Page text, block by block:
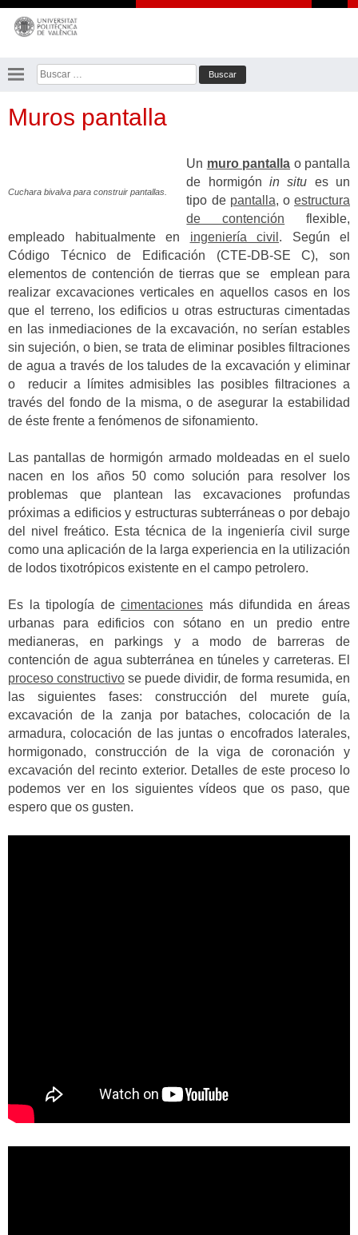
Saltar
contenido
Buscar:
Muros pantalla
Cuchara bivalva para construir pantallas.
Un muro pantalla o pantalla
de hormigónin situ es un
tipo de pantalla, oestructura
de contención flexible,
empleado habitualmente en ingeniería civil . Según el
Código Técnico de Edificación (CTE-DB-SE C), son
elementos de contención de tierras que se emplean para
realizar excavaciones verticales en aquellos casos en los
que el terreno, los edificios u otras estructuras cimentadas
en las inmediaciones de la excavación, no serían estables
sin sujeción, o bien, se trata de eliminar posibles filtraciones
de agua a través de los taludes de la excavación y eliminar
o reducir a límites admisibles las posibles filtraciones a
través del fondo de la misma, o de asegurar la estabilidad
de éste frente a fenómenos de sifonamiento.
Las pantallas de hormigón armado moldeadas en el suelo
nacen en los años 50 como solución para resolver los
problemas que plantean las excavaciones profundas
próximas a edificios y estructuras subterráneas o por debajo
del nivel freático. Esta técnica de la ingeniería civil surge
como una aplicación de la larga experiencia en la utilización
de lodos tixotrópicos existente en el campo petrolero.
Es la tipología de cimentaciones más difundida en áreas
urbanas para edificios con sótano en un predio entre
medianeras, en parkings y a modo de barreras de
contención de agua subterránea en túneles y carreteras. El
proceso constructivo se puede dividir, de forma resumida, en
las siguientes fases: construcción del murete guía,
excavación de la zanja por bataches, colocación de la
armadura, colocación de las juntas o encofrados laterales,
hormigonado, construcción de la viga de coronación y
excavación del recinto exterior. Detalles de este proceso lo
podemos ver en los siguientes vídeos que os paso, que
espero que os gusten.